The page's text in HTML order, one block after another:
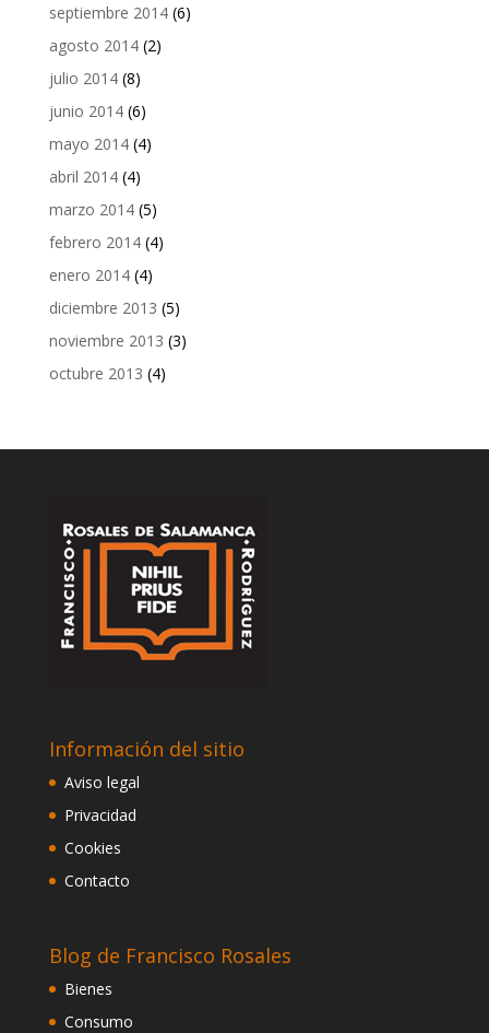
septiembre 2014(6)
agosto 2014(2)
julio 2014(8)
junio 2014(6)
mayo 2014(4)
abril 2014(4)
marzo 2014(5)
febrero 2014(4)
enero 2014(4)
diciembre 2013 (5)
noviembre 2013 (3)
octubre 2013 (4)
Información del sitio
Aviso legal
Privacidad
Cookies
Contacto
Blog de Francisco Rosales
Bienes
Consumo